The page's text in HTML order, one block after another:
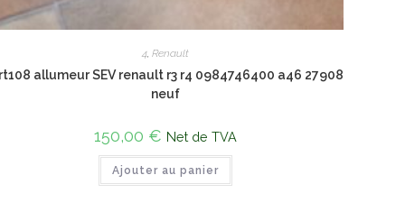
4, Renault
allumeur SEV renault r3 r4 0984746400 a46 27908
neuf
150,00 € Net de TVA
Ajouter au panier